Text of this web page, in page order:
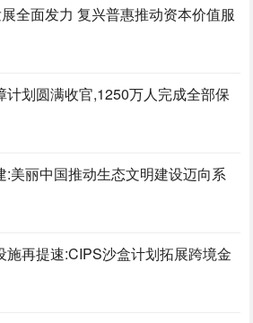
全面发力 复兴普惠推动资本价值服
计划圆满收官,1250万人完成全部保
:美丽中国推动生态文明建设迈向系
施再提速:CIPS沙盒计划拓展跨境金